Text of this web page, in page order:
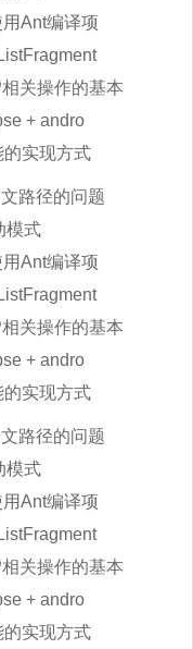
Ant编译项
关操作的基本
+ andro
实现方式
路径的问题
模式
Ant编译项
关操作的基本
+ andro
实现方式
路径的问题
模式
Ant编译项
关操作的基本
+ andro
实现方式